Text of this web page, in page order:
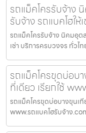
รถแม็คโครรับจ้าง
รับจ้าง รถแบคโฮให้
รถแม็คโครรับจ้าง นิคมอุต
เช่า บริการครบวงจร ทั่วไ
รถแม็คโครขุดบ่อบ
ที่เดียว เรียกใช้
รถแม็คโครขุดบ่อบางขุนเที
www.รถแบคโฮรับจ้าง